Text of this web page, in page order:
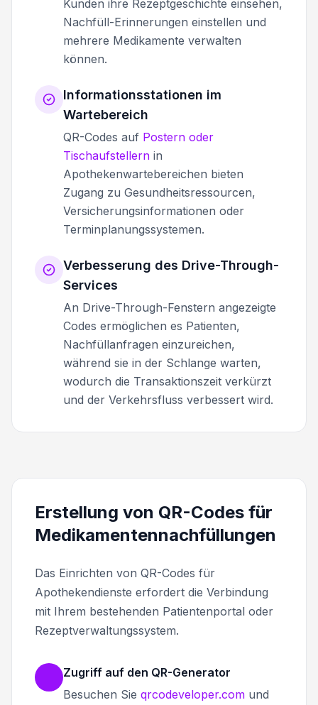
Kunden ihre Rezeptgeschichte einsehen,
Nachfüll-Erinnerungen einstellen und
mehrere Medikamente verwalten
können.
Informationsstationen im
Wartebereich
QR-Codes auf Postern oder
Tischaufstellern in
Apothekenwartebereichen bieten
Zugang zu Gesundheitsressourcen,
Versicherungsinformationen oder
Terminplanungssystemen.
Verbesserung des Drive-Through-
Services
An Drive-Through-Fenstern angezeigte
Codes ermöglichen es Patienten,
Nachfüllanfragen einzureichen,
während sie in der Schlange warten,
wodurch die Transaktionszeit verkürzt
und der Verkehrsfluss verbessert wird.
Erstellung von QR-Codes für
Medikamentennachfüllungen
Das Einrichten von QR-Codes für
Apothekendienste erfordert die Verbindung
mit Ihrem bestehenden Patientenportal oder
Rezeptverwaltungssystem.
Zugriff auf den QR-Generator
Besuchen Sie qrcodeveloper.com und